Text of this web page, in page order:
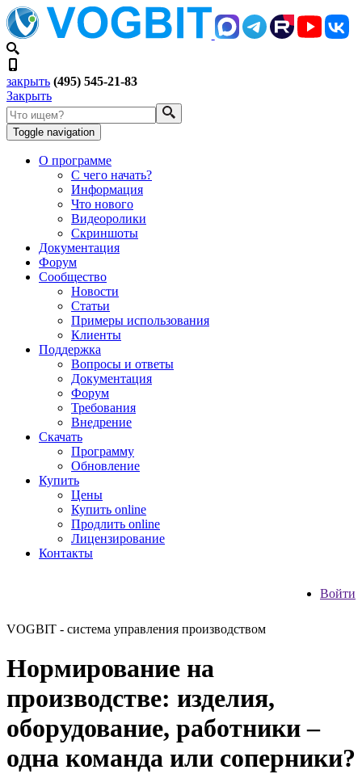
закрыть (495) 545-21-83
Закрыть
Toggle navigation
О программе
С чего начать?
Информация
Что нового
Видеоролики
Скриншоты
Документация
Форум
Сообщество
Новости
Статьи
Примеры использования
Клиенты
Поддержка
Вопросы и ответы
Документация
Форум
Требования
Внедрение
Скачать
Программу
Обновление
Купить
Цены
Купить online
Продлить online
Лицензирование
Контакты
Войти
VOGBIT - система управления производством
Нормирование на
производстве: изделия,
оборудование, работники –
одна команда или соперники?